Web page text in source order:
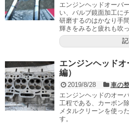
エンジンヘッドオーバ
い、バルブ鏡面加工に
研磨するのはかなり手
輝きをみると疲れも吹
エンジンヘッド
編）
2019/8/28
車の
エンジンヘッドのオー
工程である、カーボン
メタルクリーンを使っ
す。